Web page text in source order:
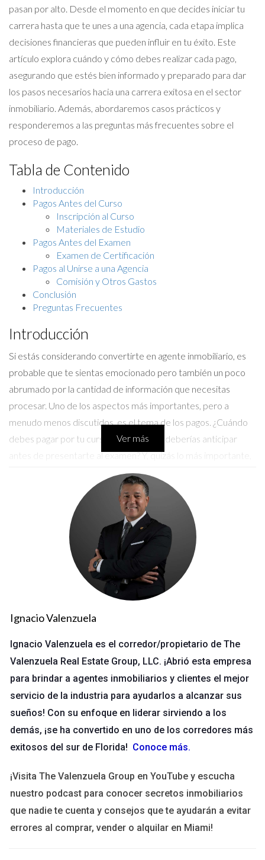
pasan por alto. Desde el momento en que decides iniciar tu
carrera hasta que te unes a una agencia, cada etapa implica
decisiones financieras que pueden influir en tu éxito. Este
artículo explora cuándo y cómo debes realizar cada pago,
asegurando que estés bien informado y preparado para dar
los pasos necesarios hacia una carrera exitosa en el sector
inmobiliario. Además, abordaremos casos prácticos y
responderemos a las preguntas más frecuentes sobre el
proceso de pago.
Tabla de Contenido
Introducción
Pagos Antes del Curso
Inscripción al Curso
Materiales de Estudio
Pagos Antes del Examen
Examen de Certificación
Pagos al Unirse a una Agencia
Comisión y Otros Gastos
Conclusión
Preguntas Frecuentes
Introducción
Si estás considerando convertirte en agente inmobiliario, es
probable que te sientas emocionado pero también un poco
abrumado por la cantidad de información que necesitas
procesar. Uno de los aspectos más importantes, pero a
menudo menos discutidos, es el tema de los pagos. ¿Cuándo
debes pagar por tu curso? ¿Qué gastos deberías anticipar
antes de presentarte al examen? Y, quizás lo más importante,
¿qué costos están asociados con unirte a una agencia? A lo
largo de este artículo, desglosaremos cada uno de estos
pasos para que puedas navegar por el proceso con confianza
Pagos Antes del Curso
La primera etapa en tu camino hacia convertirte en agente
inmobiliario comienza con la educación. Aquí es donde debes
La inscripción al curso es el primer paso crucial. Dependiendo
de la institución que elijas, este costo puede variar
considerablemente. Es esencial investigar y seleccionar un
programa acreditado que se ajuste a tus necesidades y
presupuesto. Recuerda que esta inversión no solo te brindará
conocimientos fundamentales sobre bienes raíces, sino que
también te abrirá puertas en el futuro.
Materiales de Estudio
Además del costo del curso, es probable que necesites
adquirir materiales adicionales como libros de texto o acceso
a plataformas en línea. Estos recursos son vitales para tu
Ver más
Ignacio Valenzuela
Ignacio Valenzuela es el corredor/propietario de The
Valenzuela Real Estate Group, LLC. ¡Abrió esta empresa
para brindar a agentes inmobiliarios y clientes el mejor
servicio de la industria para ayudarlos a alcanzar sus
sueños! Con su enfoque en liderar sirviendo a los
demás, ¡se ha convertido en uno de los corredores más
exitosos del sur de Florida! Conoce más.
¡Visita The Valenzuela Group en YouTube y escucha
nuestro podcast para conocer secretos inmobiliarios
que nadie te cuenta y consejos que te ayudarán a evitar
errores al comprar, vender o alquilar en Miami!